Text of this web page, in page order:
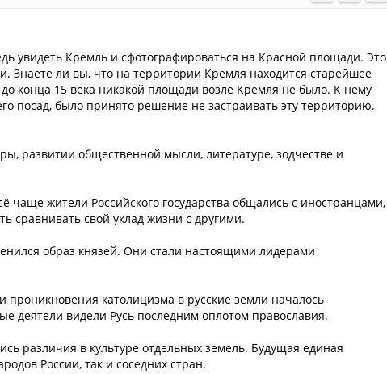
увидеть Кремль и сфотографироваться на Красной площади. Это
Знаете ли вы, что на территории Кремля находится старейшее
конца 15 века никакой площади возле Кремля не было. К нему
посад, было принято решение не застраивать эту территорию.
развитии общественной мысли, литературе, зодчестве и
жители Российского государства общались с иностранцами,
сравнивать свой уклад жизни с другими.
образ князей. Они стали настоящими лидерами
католицизма в русские земли началось
деятели видели Русь последним оплотом православия.
различия в культуре отдельных земель. Будущая единая
России, так и соседних стран.